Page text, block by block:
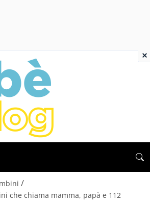
/
che chiama mamma, papà e 112
×